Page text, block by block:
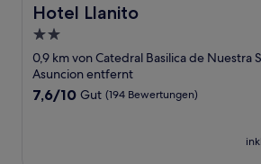
Hotel Llanito
Hotel Llanito
2.0-
Sterne-
Unterkunft
0,9 km von Catedral Basilica de Nuestra
Asuncion entfernt
7.6
7,6/10 Gut (194 Bewertungen)